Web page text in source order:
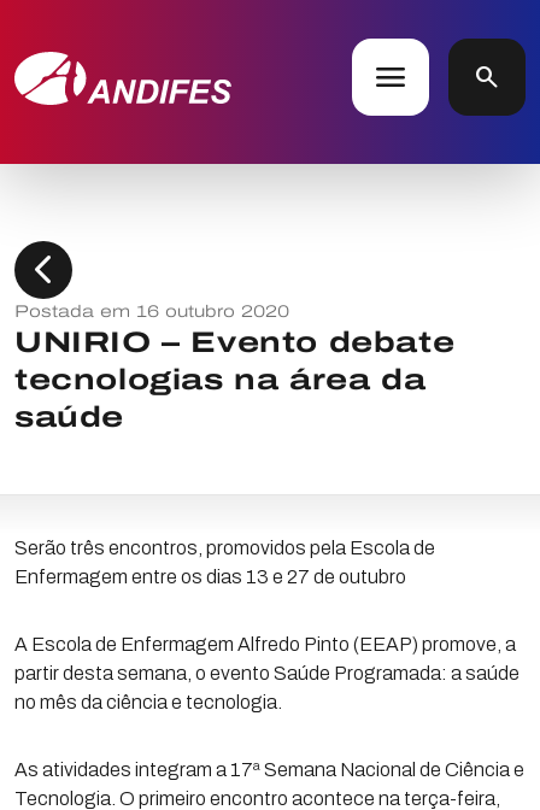
menu search
chevron_left
Postada em 16 outubro 2020
UNIRIO – Evento debate
tecnologias na área da
saúde
Serão três encontros, promovidos pela Escola de
Enfermagem entre os dias 13 e 27 de outubro
A Escola de Enfermagem Alfredo Pinto (EEAP) promove, a
partir desta semana, o evento Saúde Programada: a saúde
no mês da ciência e tecnologia.
As atividades integram a 17ª Semana Nacional de Ciência e
Tecnologia. O primeiro encontro acontece na terça-feira,